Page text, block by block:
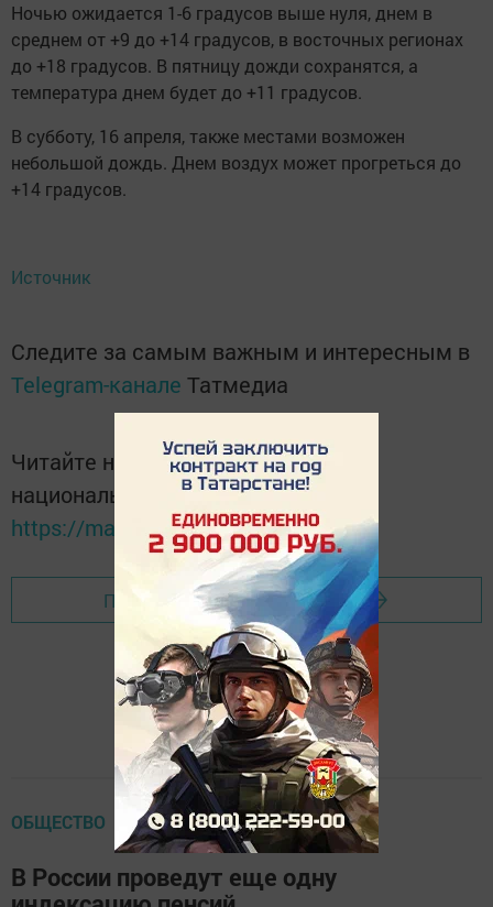
Ночью ожидается 1-6 градусов выше нуля, днем в
среднем от +9 до +14 градусов, в восточных регионах
до +18 градусов. В пятницу дожди сохранятся, а
температура днем будет до +11 градусов.
В субботу, 16 апреля, также местами возможен
небольшой дождь. Днем воздух может прогреться до
+14 градусов.
Источник
Следите за самым важным и интересным в
Telegram-канале Татмедиа
Читайте новости Татарстана в
национальном мессенджере MАХ:
https://max.ru/tatmedia
Перейти на страницу новости
ОБЩЕСТВО
В России проведут еще одну